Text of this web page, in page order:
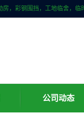
公司动态